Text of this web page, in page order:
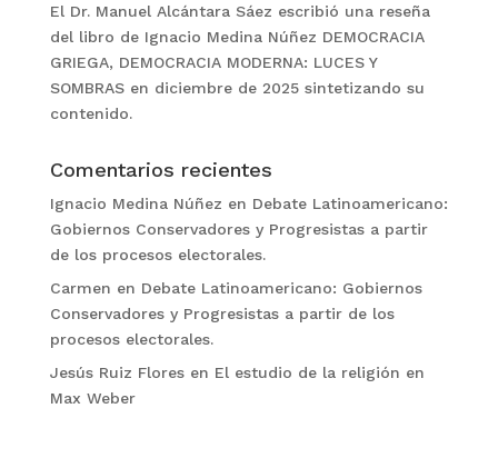
El Dr. Manuel Alcántara Sáez escribió una reseña
del libro de Ignacio Medina Núñez DEMOCRACIA
GRIEGA, DEMOCRACIA MODERNA: LUCES Y
SOMBRAS en diciembre de 2025 sintetizando su
contenido.
Comentarios recientes
Ignacio Medina Núñez en Debate Latinoamericano:
Gobiernos Conservadores y Progresistas a partir
de los procesos electorales.
Carmen en Debate Latinoamericano: Gobiernos
Conservadores y Progresistas a partir de los
procesos electorales.
Jesús Ruiz Floresen El estudio de la religión en
Max Weber